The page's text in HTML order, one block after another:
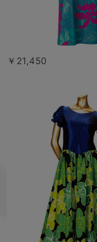
￥21,450